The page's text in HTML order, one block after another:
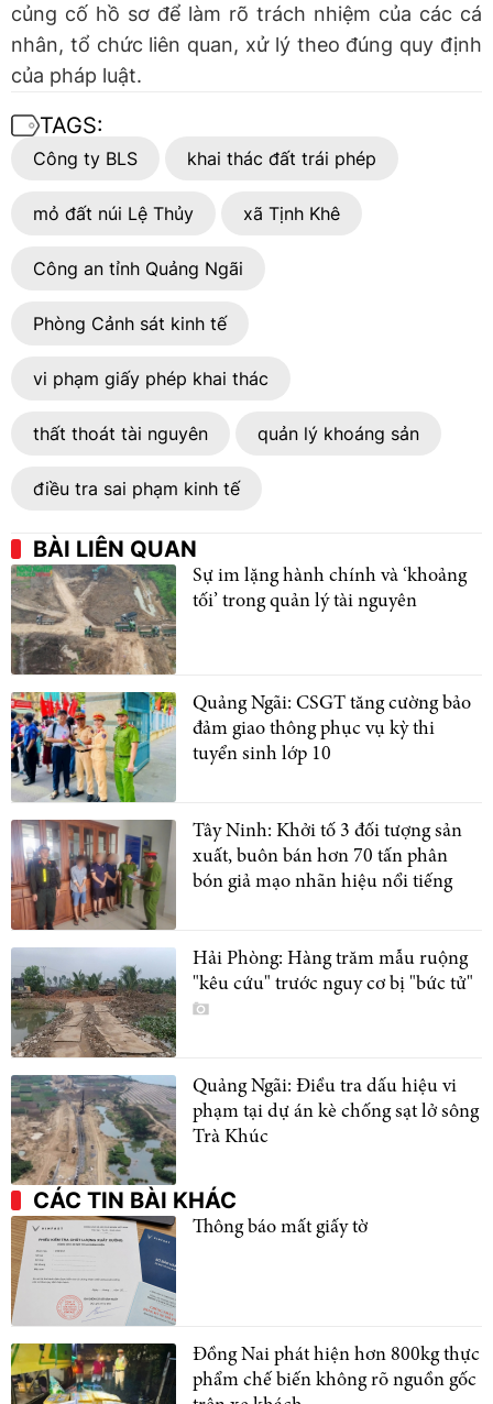
củng cố hồ sơ để làm rõ trách nhiệm của các cá
nhân, tổ chức liên quan, xử lý theo đúng quy định
của pháp luật.
TAGS:
Công ty BLS khai thác đất trái phép
mỏ đất núi Lệ Thủy xã Tịnh Khê
Công an tỉnh Quảng Ngãi
Phòng Cảnh sát kinh tế
vi phạm giấy phép khai thác
thất thoát tài nguyên quản lý khoáng sản
điều tra sai phạm kinh tế
BÀI LIÊN QUAN
Sự im lặng hành chính và ‘khoảng
tối’ trong quản lý tài nguyên
Quảng Ngãi: CSGT tăng cường bảo
đảm giao thông phục vụ kỳ thi
tuyển sinh lớp 10
Tây Ninh: Khởi tố 3 đối tượng sản
xuất, buôn bán hơn 70 tấn phân
bón giả mạo nhãn hiệu nổi tiếng
Hải Phòng: Hàng trăm mẫu ruộng
"kêu cứu" trước nguy cơ bị "bức tử"
Quảng Ngãi: Điều tra dấu hiệu vi
phạm tại dự án kè chống sạt lở sông
Trà Khúc
CÁC TIN BÀI KHÁC
Thông báo mất giấy tờ
Đồng Nai phát hiện hơn 800kg thực
phẩm chế biến không rõ nguồn gốc